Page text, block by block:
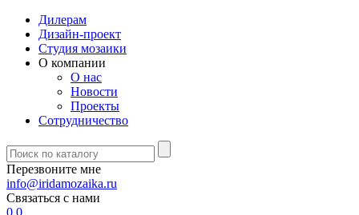
Дилерам
Дизайн-проект
Студия мозаики
О компании
О нас
Новости
Проекты
Сотрудничество
Перезвоните мне
info@iridamozaika.ru
Связаться с нами
0 0